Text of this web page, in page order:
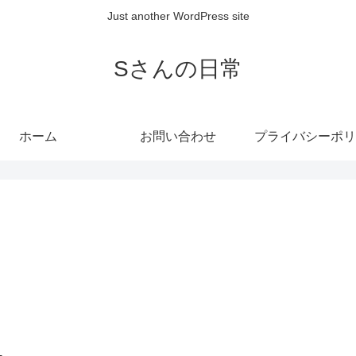
Just another WordPress site
Sさんの日常
ホーム お問い合わせ プライバシーポ